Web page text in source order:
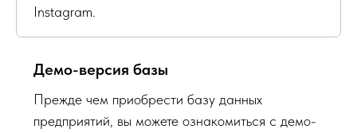
Instagram.
Демо-версия базы
Прежде чем приобрести базу данных
предприятий, вы можете ознакомиться с демо-